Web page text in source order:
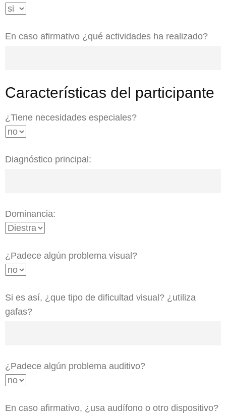
En caso afirmativo ¿qué actividades ha realizado?
Características del participante
¿Tiene necesidades especiales?
Diagnóstico principal:
Dominancia:
¿Padece algún problema visual?
Si es así, ¿que tipo de dificultad visual? ¿utiliza
gafas?
¿Padece algún problema auditivo?
En caso afirmativo, ¿usa audífono o otro dispositivo?